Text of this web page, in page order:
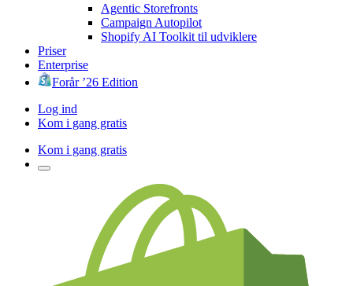
Agentic Storefronts
Campaign Autopilot
Shopify AI Toolkit til udviklere
Priser
Enterprise
Forår ’26 Edition
Log ind
Kom i gang gratis
Kom i gang gratis